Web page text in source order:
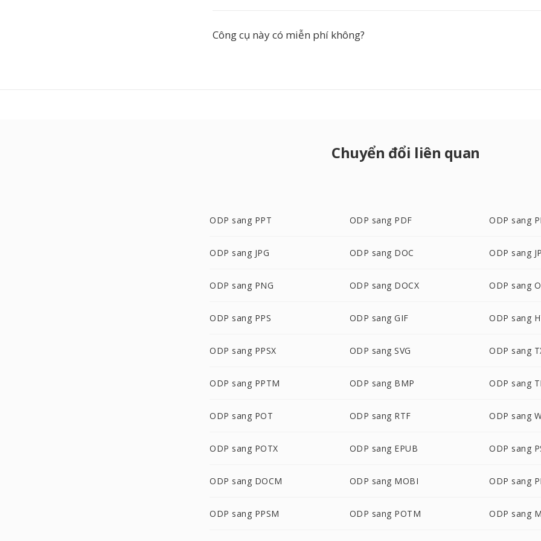
Công cụ này có miễn phí không?
Chuyển đổi liên quan
ODP sang PPT ODP sang PDF ODP sang
ODP sang JPG ODP sang DOC ODP sang
ODP sang PNG ODP sang DOCX ODP sang
ODP sang PPS ODP sang GIF ODP sang
ODP sang PPSX ODP sang SVG ODP sang
ODP sang PPTM ODP sang BMP ODP sang
ODP sang POT ODP sang RTF ODP sang
ODP sang POTX ODP sang EPUB ODP sang
ODP sang DOCM ODP sang MOBI ODP sang
ODP sang PPSM ODP sang POTM ODP sang